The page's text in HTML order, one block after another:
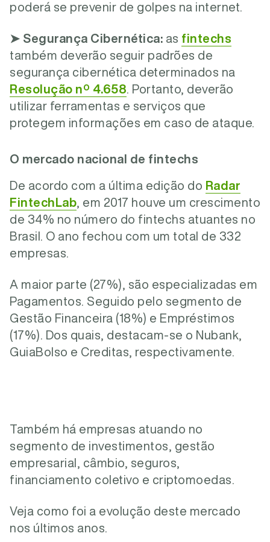
poderá se prevenir de golpes na internet.
➤ Segurança Cibernética: as fintechs
também deverão seguir padrões de
segurança cibernética determinados na
Resolução nº 4.658 . Portanto, deverão
utilizar ferramentas e serviços que
protegem informações em caso de ataque.
O mercado nacional de fintechs
De acordo com a última edição do Radar
FintechLab , em 2017 houve um crescimento
de 34% no número do fintechs atuantes no
Brasil. O ano fechou com um total de 332
empresas.
A maior parte (27%), são especializadas em
Pagamentos. Seguido pelo segmento de
Gestão Financeira (18%) e Empréstimos
(17%). Dos quais, destacam-se o Nubank,
GuiaBolso e Creditas, respectivamente.
Também há empresas atuando no
segmento de investimentos, gestão
empresarial, câmbio, seguros,
financiamento coletivo e criptomoedas.
Veja como foi a evolução deste mercado
nos últimos anos.